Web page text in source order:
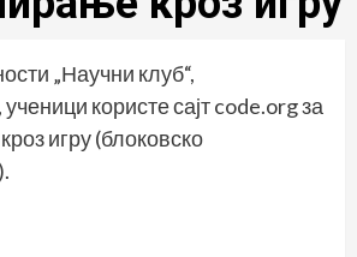
„Научни клуб“,
користе сајт code.org за
игру (блоковско